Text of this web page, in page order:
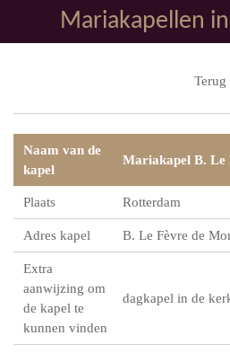
direct
Mariakapellen
Terug
Naam van de
kapel
Mariakapel B. Le
Plaats Rotterdam
Adres kapel B. Le Fèvre de
Extra
aanwijzing om
de kapel te
kunnen vinden
dagkapel in de